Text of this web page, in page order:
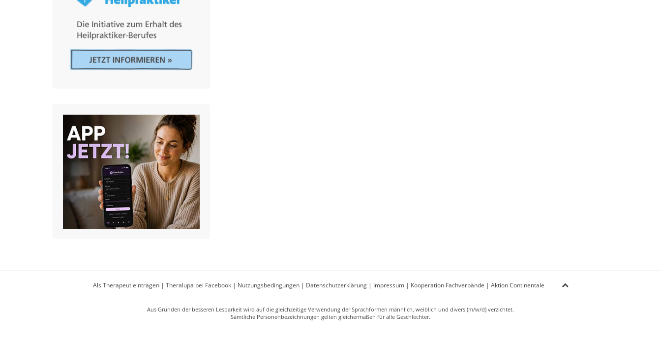
Als Therapeut eintragen| Theralupa bei Facebook| Nutzungsbedingungen| Datenschutzerklärung| Impressum| Kooperation Fachverbände | Aktion Continentale
Aus Gründen der besseren Lesbarkeit wird auf die gleichzeitige Verwendung der Sprachformen männlich, weiblich und divers (m/w/d) verzichtet.
Sämtliche Personenbezeichnungen gelten gleichermaßen für alle Geschlechter.